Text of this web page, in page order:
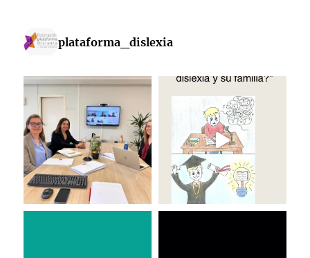
plataforma_dislexia